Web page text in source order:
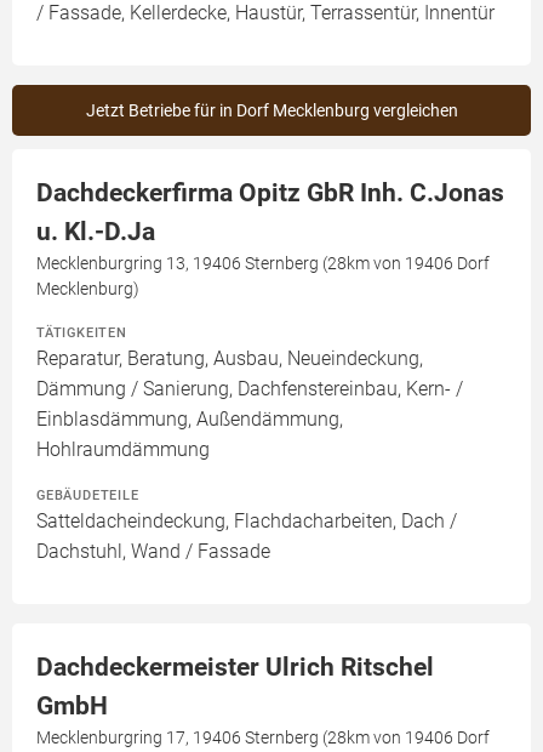
/ Fassade, Kellerdecke, Haustür, Terrassentür, Innentür
Jetzt Betriebe für in Dorf Mecklenburg vergleichen
Dachdeckerfirma Opitz GbR Inh. C.Jonas
u. Kl.-D.Ja
Mecklenburgring 13, 19406 Sternberg (28km von 19406 Dorf
Mecklenburg)
TÄTIGKEITEN
Reparatur, Beratung, Ausbau, Neueindeckung,
Dämmung / Sanierung, Dachfenstereinbau, Kern- /
Einblasdämmung, Außendämmung,
Hohlraumdämmung
GEBÄUDETEILE
Satteldacheindeckung, Flachdacharbeiten, Dach /
Dachstuhl, Wand / Fassade
Dachdeckermeister Ulrich Ritschel
GmbH
Mecklenburgring 17, 19406 Sternberg (28km von 19406 Dorf